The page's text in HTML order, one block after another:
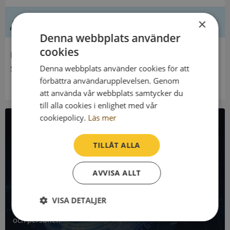
Innehavare
Silfverstolpeska Släktföreningen
All företagsdata i API
Få all denna företagsinformation i Syna API
Syna API är ett blixtsnabbt API där du kan hämta
registrerade företagsuppgifter, betalningsanmärkningar,
skatteuppgifter och mycket mer på alla Sveriges företag
och personer.
×
Denna webbplats använder
cookies
Denna webbplats använder cookies för att
förbättra användarupplevelsen. Genom
att använda vår webbplats samtycker du
till alla cookies i enlighet med vår
cookiepolicy. Läs mer
TILLÅT ALLA
AVVISA ALLT
VISA DETALJER
Strikt
Prestanda Inriktning